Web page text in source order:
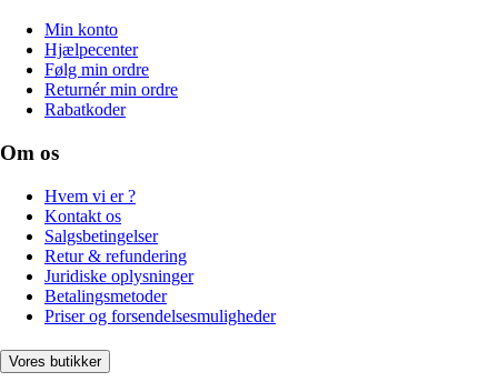
Min konto
Hjælpecenter
Følg min ordre
Returnér min ordre
Rabatkoder
Om os
Hvem vi er ?
Kontakt os
Salgsbetingelser
Retur & refundering
Juridiske oplysninger
Betalingsmetoder
Priser og forsendelsesmuligheder
Vores butikker